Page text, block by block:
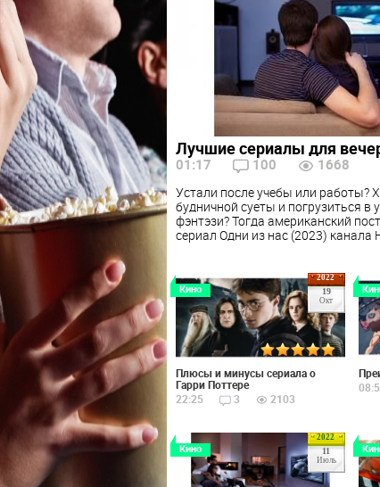
Лучшие сериалы для
01:17 100 1668
Устали после учебы или работы?
будничной суеты и погрузиться в
фэнтэзи? Тогда американский
сериал Одни из нас (2023) канала
2022
19
Окт
Кино
Плюсы и минусы сериала о
Гарри Поттере
22:25
3 2103
2022
11
Июль
Кино